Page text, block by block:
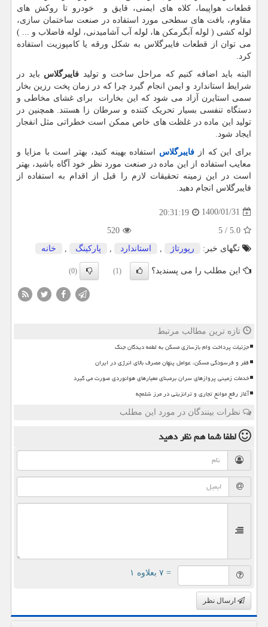
قطعات هواپیما، کلاه های ایمنی، قایق و خودرو تا روکش های
مقاوم، بافت های سطحی مورد استفاده در صنعت ساختمان سازی،
لوله کشی ( لوله آبگرمکن ها، لوله آب آشامیدنی، لوله فاضلاب و ... )
می توان از قطعات فایبرگلاس به شکل ورقه یا کامپوزیت استفاده
کرد.
البته باید اضافه کنیم که مراحل ساخت و تولید فایبرگلاس باید در
شرایط استاندارد و ایمن انجام گیرد چرا که در زمان پخت رزین بخار
سمی استایرن آزاد می شود که این بخارات برای غشای مخاطی و
دستگاه تنفسی بسیار تحریک کننده و سرطان زا هستند. همچنین در
تولید این ماده در غلظت های خاص ممکن است خطراتی مثل انفجار
ایجاد شود.
برای این که از فایبرگلاس استفاده بهینه کنید، بهتر است با مزایا و
معایب استفاده از این ماده در صنعت مورد نظر خود آگاه باشید، بهتر
است در این زمینه تحقیقات لازم را قبل از اقدام به استفاده از
فایبرگلاس انجام دهید.
1400/01/31
20:31:19
5.0
/
5
520
تگهای خبر:
رپورتاژ استاندارد پاركینگ خانه
این مطلب را می پسندید؟ (1)
(0)
تازه ترین مطالب مرتبط
جزئیات پرداخت وام بازسازی مسکن به لطمه دیدگان جنگ
فقر و فرسودگی مسکن، عوامل پنهان مصرف بالای انرژی در ایران
خدمات زمینی پروازهای سران برمبنای معیارهای هوانوردی صورت می گیرد
آغاز رفع موانع تجاری و ترانزیتی در مرز شلمچه
نظرات بینندگان در مورد این مطلب
لطفا شما همنظر دهید
= ۷ بعلاوه ۱
ارسال نظر